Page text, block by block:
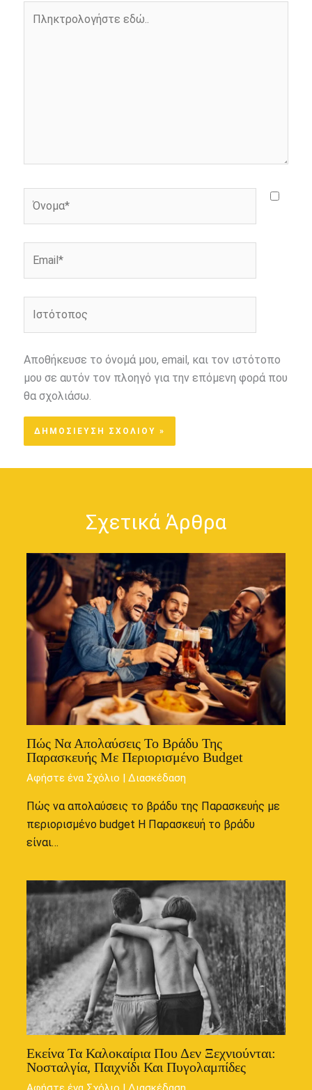
k
e
εδώ..
Αποθήκευσε το όνομά μου, email, και τον ιστότοπο
μου σε αυτόν τον πλοηγό για την επόμενη φορά που
θα σχολιάσω.
Σχετικά Άρθρα
Πώς Να Απολαύσεις Το Βράδυ Της
Παρασκευής Με Περιορισμένο Budget
Αφήστε ένα Σχόλιο |Διασκέδαση
Πώς να απολαύσεις το βράδυ της Παρασκευής με
περιορισμένο budget Η Παρασκευή το βράδυ
είναι…
Εκείνα Τα Καλοκαίρια Που Δεν Ξεχνιούνται:
Νοσταλγία, Παιχνίδι Και Πυγολαμπίδες